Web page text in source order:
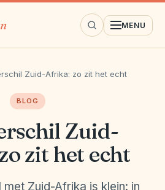
MENU
Zuid-Afrika: zo zit het echt
BLOG
Zuid-
zit het echt
Zuid-Afrika is klein: in